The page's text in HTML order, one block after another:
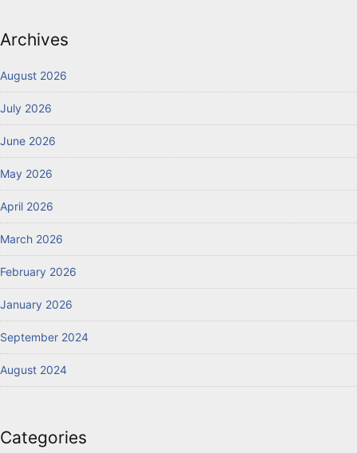
Archives
August 2026
July 2026
June 2026
May 2026
April 2026
March 2026
February 2026
January 2026
September 2024
August 2024
Categories